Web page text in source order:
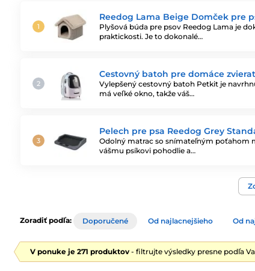
Reedog Lama Beige Domček pre
Plyšová búda pre psov Reedog Lama je
praktickosti. Je to dokonalé…
Cestovný batoh pre domáce
Vylepšený cestovný batoh Petkit je
má veľké okno, takže váš…
Pelech pre psa Reedog Grey
Odolný matrac so snímateľným poťahom
vášmu psíkovi pohodlie a…
Zoradiť podľa: Doporučené Od najlacnejšieho Od
V ponuke je 271 produktov - filtrujte výsledky presne podľa